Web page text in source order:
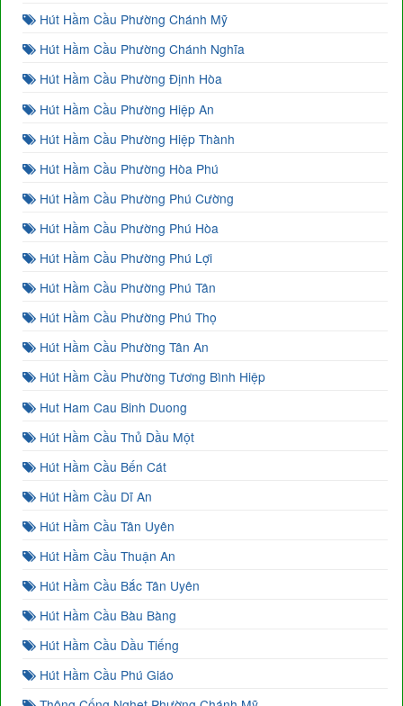
Hút Hầm Cầu Phường Chánh Mỹ
Hút Hầm Cầu Phường Chánh Nghĩa
Hút Hầm Cầu Phường Định Hòa
Hút Hầm Cầu Phường Hiệp An
Hút Hầm Cầu Phường Hiệp Thành
Hút Hầm Cầu Phường Hòa Phú
Hút Hầm Cầu Phường Phú Cường
Hút Hầm Cầu Phường Phú Hòa
Hút Hầm Cầu Phường Phú Lợi
Hút Hầm Cầu Phường Phú Tân
Hút Hầm Cầu Phường Phú Thọ
Hút Hầm Cầu Phường Tân An
Hút Hầm Cầu Phường Tương Bình Hiệp
Hut Ham Cau Binh Duong
Hút Hầm Cầu Thủ Dầu Một
Hút Hầm Cầu Bến Cát
Hút Hầm Cầu Dĩ An
Hút Hầm Cầu Tân Uyên
Hút Hầm Cầu Thuận An
Hút Hầm Cầu Bắc Tân Uyên
Hút Hầm Cầu Bàu Bàng
Hút Hầm Cầu Dầu Tiếng
Hút Hầm Cầu Phú Giáo